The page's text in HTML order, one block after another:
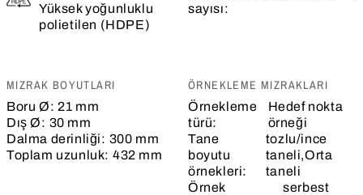
Yüksek yoğunluklu
polietilen (HDPE)
sayısı:
MIZRAK BOYUTLARI
Boru Ø: 21 mm
Dış Ø: 30 mm
Dalma derinliği: 300 mm
Toplam uzunluk: 432 mm
ÖRNEKLEME MIZRAKLARI
Örnekleme
türü:
Hedef nokta
örneği
Tane
boyutu
örnekleri:
tozlu/ince
taneli,Orta
taneli
Örnek
serbest